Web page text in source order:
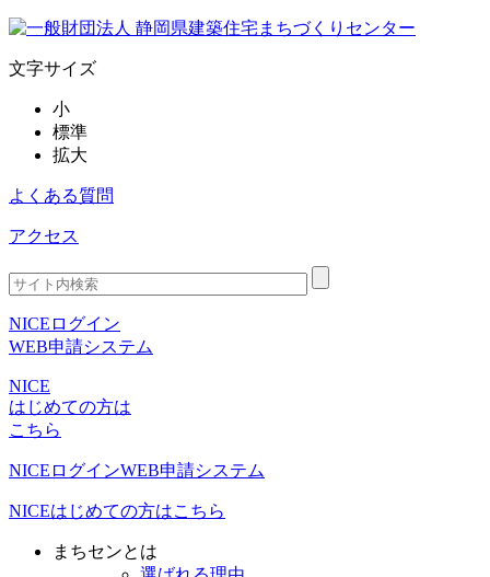
文字サイズ
小
標準
拡大
よくある質問
アクセス
NICEログイン
WEB申請システム
NICE
はじめての方は
こちら
NICEログインWEB申請システム
NICEはじめての方はこちら
まちセンとは